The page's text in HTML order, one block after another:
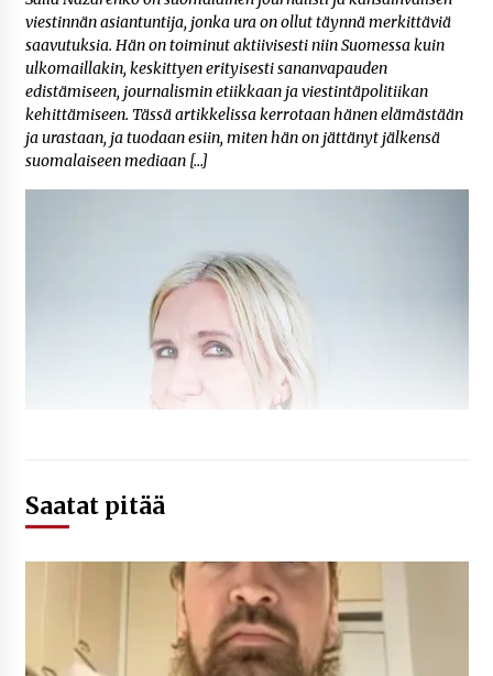
viestinnän asiantuntija, jonka ura on ollut täynnä merkittäviä
saavutuksia. Hän on toiminut aktiivisesti niin Suomessa kuin
ulkomaillakin, keskittyen erityisesti sananvapauden
edistämiseen, journalismin etiikkaan ja viestintäpolitiikan
kehittämiseen. Tässä artikkelissa kerrotaan hänen elämästään
ja urastaan, ja tuodaan esiin, miten hän on jättänyt jälkensä
suomalaiseen mediaan […]
Saatat pitää